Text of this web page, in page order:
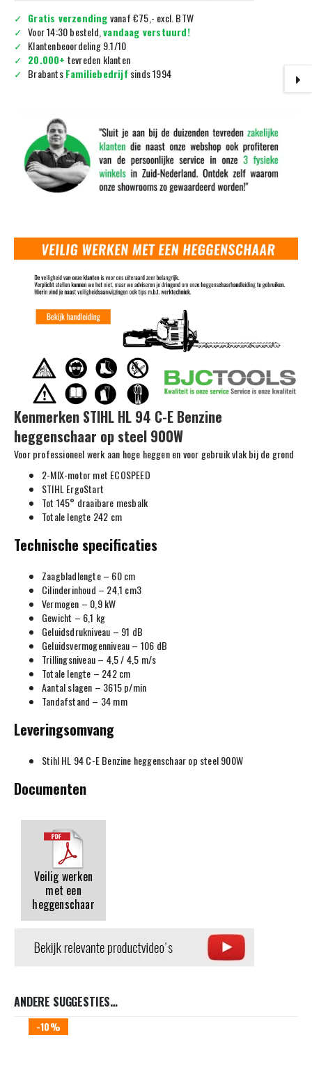
Gratis verzendingvanaf €75,- excl. BTW
Voor 14:30 besteld,vandaag verstuurd!
Klantenbeoordeling 9.1/10
20.000+ tevreden klanten
BrabantsFamiliebedrijf sinds 1994
Kenmerken STIHL HL 94 C-E Benzine
heggenschaar op steel 900W
Voor professioneel werk aan hoge heggen en voor gebruik vlak bij de grond
2-MIX-motor met ECOSPEED
STIHL ErgoStart
Tot 145° draaibare mesbalk
Totale lengte 242 cm
Technische specificaties
Zaagbladlengte – 60 cm
Cilinderinhoud – 24,1 cm3
Vermogen – 0,9 kW
Gewicht – 6,1 kg
Geluidsdrukniveau – 91 dB
Geluidsvermogenniveau – 106 dB
Trillingsniveau – 4,5 / 4,5 m/s
Totale lengte – 242 cm
Aantal slagen – 3615 p/min
Tandafstand – 34 mm
Leveringsomvang
Stihl HL 94 C-E Benzine heggenschaar op steel 900W
Documenten
Veilig werken
met een
heggenschaar
ANDERE SUGGESTIES…
-10%